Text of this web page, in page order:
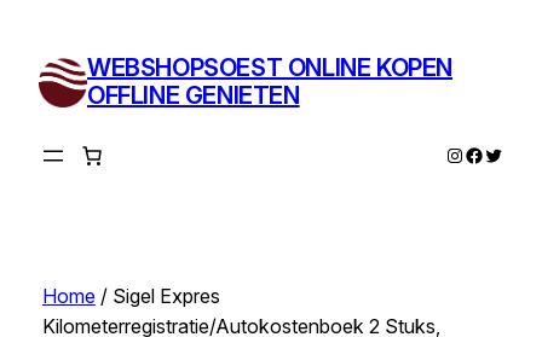
inhoud
WEBSHOPSOEST ONLINE KOPEN
OFFLINE GENIETEN
Instagram
Twitter
Home/ Sigel Expres
Kilometerregistratie/Autokostenboek 2 Stuks,